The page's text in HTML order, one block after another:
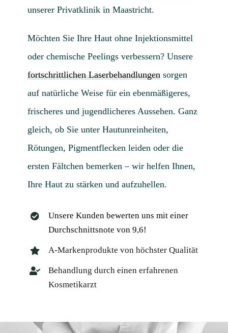
unserer Privatklinik in Maastricht.
Möchten Sie Ihre Haut ohne Injektionsmittel
oder chemische Peelings verbessern? Unsere
fortschrittlichen Laserbehandlungensorgen
auf natürliche Weise für ein ebenmäßigeres,
frischeres und jugendlicheres Aussehen. Ganz
gleich, ob Sie unter Hautunreinheiten,
Rötungen, Pigmentflecken leiden oder die
ersten Fältchen bemerken – wir helfen Ihnen,
Ihre Haut zu stärken und aufzuhellen.
Unsere Kunden bewerten uns mit einer
Durchschnittsnote von 9,6!
A-Markenprodukte von höchster Qualität
Behandlung durch einen erfahrenen
Kosmetikarzt